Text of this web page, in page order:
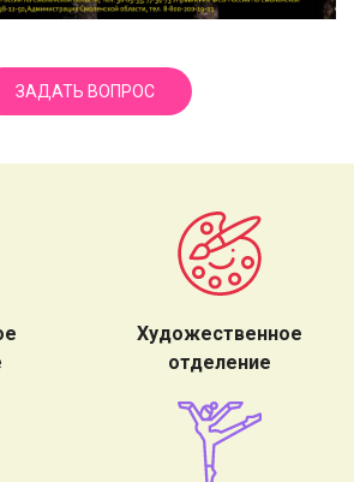
ЗАДАТЬ ВОПРОС
Художественное
отделение